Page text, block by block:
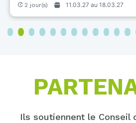
2 jour(s) 11.03.27 au 18.03.27
3 4 5 6 7 8 9 10 11 12 13 14
Ils soutiennent le Conseil